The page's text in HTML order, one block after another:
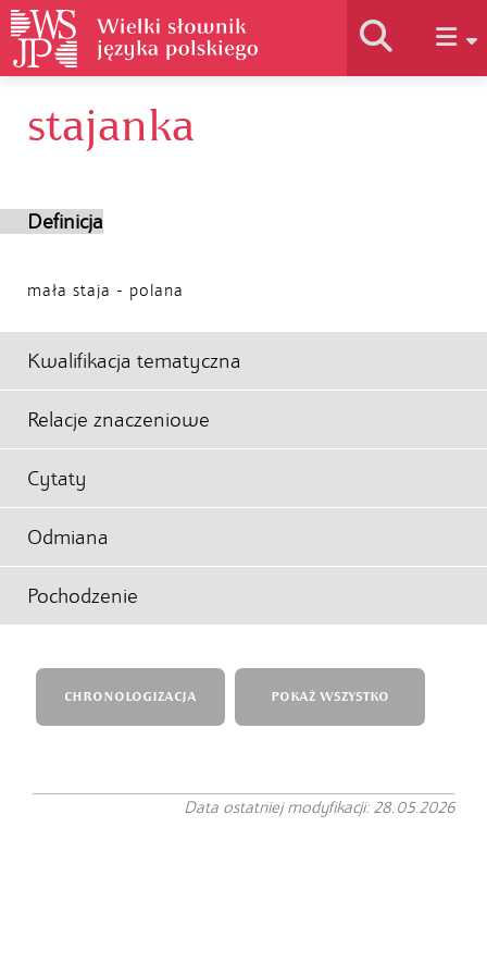
Historia słownika
stajanka
Definicja
mała staja - polana
Kwalifikacja tematyczna
Relacje znaczeniowe
Cytaty
Odmiana
Pochodzenie
CHRONOLOGIZACJA POKAŻ WSZYSTKO
Data ostatniej modyfikacji: 28.05.2026